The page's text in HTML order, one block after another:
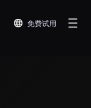
免费试用